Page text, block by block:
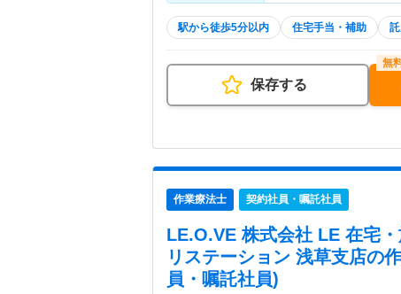
駅から徒歩5分以内 住宅手当・補助
保存する
作業療法士 契約社員・嘱託社員
LE.O.VE 株式会社 LE 在宅
リステーション 浅草支店の
員・嘱託社員)